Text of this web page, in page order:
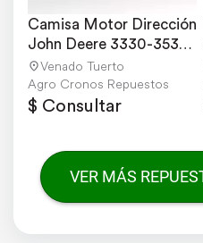
Camisa Motor Dirección
John Deere 3330-3530-
4530-4730
Venado Tuerto
Agro Cronos Repuestos
$ Consultar